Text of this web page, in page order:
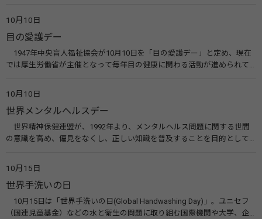
療研究会） 糖尿病ネットワーク
10月10日
目の愛護デー
1947年中央盲人福祉協会が10月10日を「目の愛護デー」と定め、現在
では厚生労働省が主催となって毎年目の健康に関わる活動が進められて
会）
10月10日
世界メンタルヘルスデー
世界精神保健連盟が、1992年より、メンタルヘルス問題に関する世間
の意識を高め、偏見をなくし、正しい知識を普及することを目的として、
す。 関連リンク 世界メンタルヘルスデー（厚生労働省） 働く人のメンタ
ルヘルス・ポータルサイト「こころの耳」（厚生労働省）
10月15日
世界手洗いの日
10月15日は「世界手洗いの日(Global Handwashing Day)」。ユニセフ
（国連児童基金）などの水と衛生の問題に取り組む国際機関や大学、企